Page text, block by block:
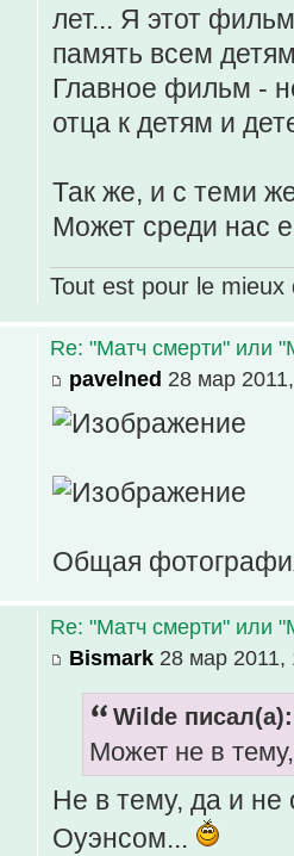
лет... Я этот
память всем
Главное фильм -
отца к детям и
Так же, и с теми
Может среди нас
Tout est pour le
Re: "Матч смерти" или
pavelned 28 мар
Общая
Re: "Матч смерти" или
Bismark 28 мар 2011,
Wilde писал(а):
Может не в
Не в тему, да и не
Оуэнсом...